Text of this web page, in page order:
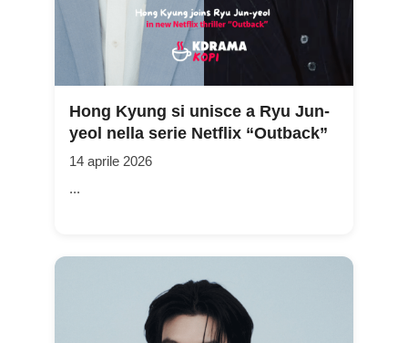
Hong Kyung si unisce a Ryu Jun-
yeol nella serie Netflix “Outback”
14 aprile 2026
...